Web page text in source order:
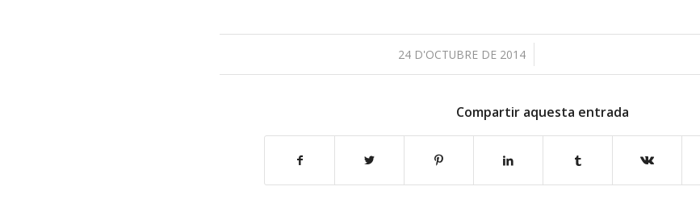
24 D'OCTUBRE DE 2014
/
Compartir aquesta entrada